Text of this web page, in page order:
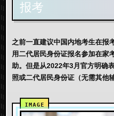
报考
之前一直建议中国内地考生在报
用二代居民身份证报名参加在家
助。但是从2022年3月官方明确
照或二代居民身份证（无需其他